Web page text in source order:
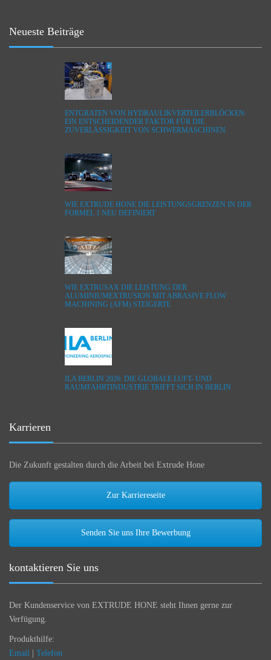
Neueste Beiträge
ENTGRATEN VON HYDRAULIKVERTEILERBLÖCKEN:
EIN ENTSCHEIDENDER FAKTOR FÜR DIE
ZUVERLÄSSIGKEIT VON SCHWERMASCHINEN
WIE EXTRUDE HONE DIE LEISTUNGSGRENZEN IN DER
FORMEL 1 NEU DEFINIERT
WIE EXTRUSAX DIE LEISTUNG DER
ALUMINIUMEXTRUSION MIT ABRASIVE FLOW
MACHINING (AFM) STEIGERTE
ILA BERLIN 2026: DIE GLOBALE LUFT- UND
RAUMFAHRTINDUSTRIE TRIFFT SICH IN BERLIN
Karrieren
Die Zukunft gestalten durch die Arbeit bei Extrude Hone
Zur Karriereseite
Senden Sie uns Ihre Bewerbung
kontaktieren Sie uns
Der Kundenservice von EXTRUDE HONE steht Ihnen gerne zur
Verfügung.
Produkthilfe:
Email
Telefon